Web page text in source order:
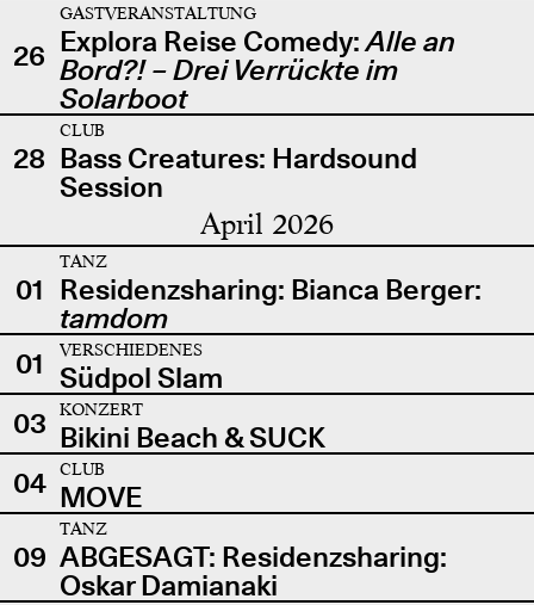
26
GASTVERANSTALTUNG
Explora Reise Comedy:Alle an
Bord?! – Drei Verrückte im
Solarboot
28
CLUB
Bass Creatures: Hardsound
Session
April 2026
01
TANZ
Residenzsharing: Bianca Berger:
tamdom
01
VERSCHIEDENES
Südpol Slam
03
KONZERT
Bikini Beach & SUCK
04
CLUB
MOVE
09
TANZ
ABGESAGT: Residenzsharing:
Oskar Damianaki